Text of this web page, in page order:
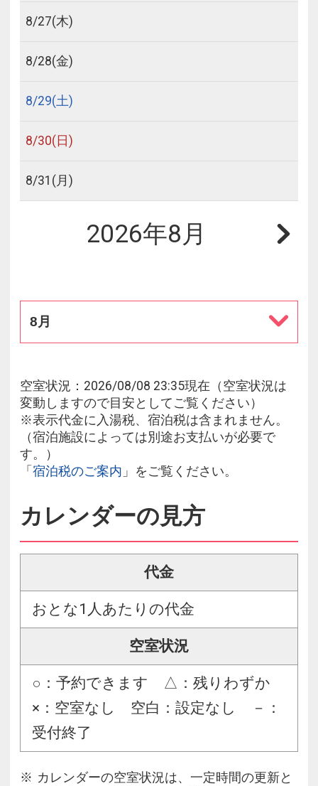
8/27(木)
8/28(金)
8/29(土)
8/30(日)
8/31 (月)
2026年8月
8月
空室状況：2026/08/08 23:35現在（空室状況は
変動しますので目安としてご覧ください）
※表示代金に入湯税、宿泊税は含まれません。
（宿泊施設によっては別途お支払いが必要で
す。）
「 宿泊税のご案内 」をご覧ください。
カレンダーの見方
代金
おとな1人あたりの代金
空室状況
○：予約できます △：残りわずか
×：空室なし 空白：設定なし －：
受付終了
カレンダーの空室状況は、一定時間の更新と